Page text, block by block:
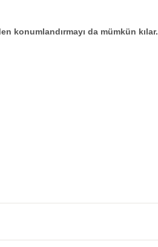
konumlandırmayı da mümkün kılar.